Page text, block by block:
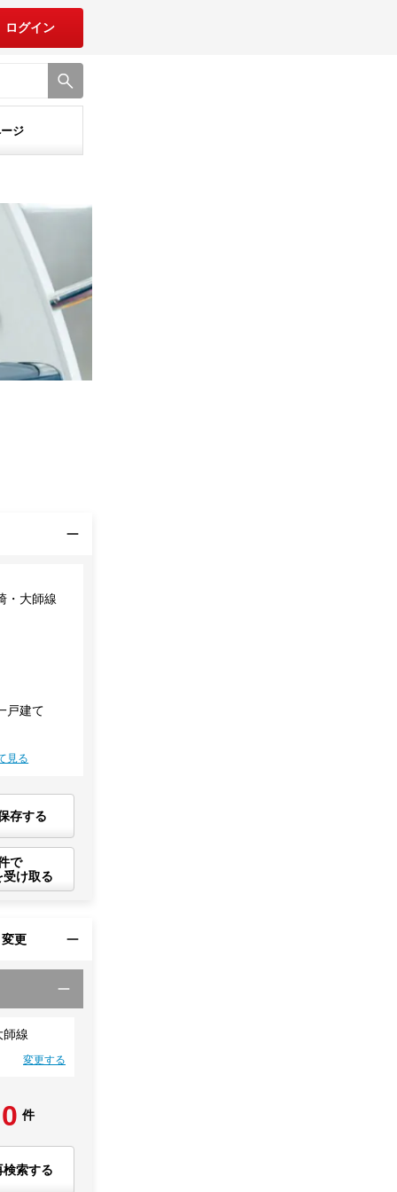
ログイン
ジ
・大師線
戸建て
見る
存する
で
受け取る
更
師線
変更する
0 件
検索する